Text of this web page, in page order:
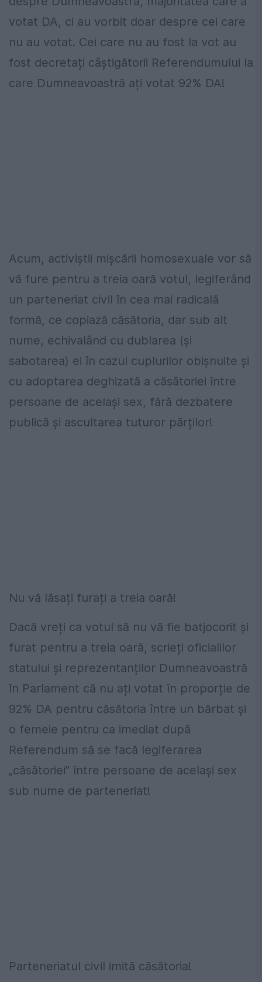
votat DA, ci au vorbit doar despre cei care
nu au votat. Cei care nu au fost la vot au
fost decretați câștigătorii Referendumului la
care Dumneavoastră ați votat 92% DA!
Acum, activiștii mișcării homosexuale vor să
vă fure pentru a treia oară votul, legiferând
un parteneriat civil în cea mai radicală
formă, ce copiază căsătoria, dar sub alt
nume, echivalând cu dublarea (și
sabotarea) ei în cazul cuplurilor obișnuite și
cu adoptarea deghizată a căsătoriei între
persoane de același sex, fără dezbatere
publică și ascultarea tuturor părților!
Nu vă lăsați furați a treia oară!
Dacă vreți ca votul să nu vă fie batjocorit și
furat pentru a treia oară, scrieți oficialilor
statului și reprezentanților Dumneavoastră
în Parlament că nu ați votat în proporție de
92% DA pentru căsătoria între un bărbat și
o femeie pentru ca imediat după
Referendum să se facă legiferarea
„căsătoriei” între persoane de același sex
sub nume de parteneriat!
Parteneriatul civil imită căsătoria!